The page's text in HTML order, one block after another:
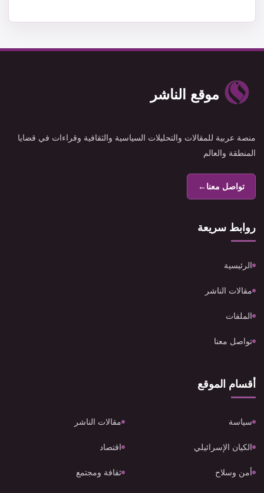
موقع الناشر
منصة عربية للمقالات والتحليلات السياسية والثقافية وقراءات في قضايا
المنطقة والعالم
تواصل معنا←
روابط سريعة
الرئيسية
مقالات الناشر
الملفات
تواصل معنا
أقسام الموقع
سياسة مقالات الناشر
الكيان الإسرائيلي اقتصاد
أمن وسلاح ثقافة ومجتمع